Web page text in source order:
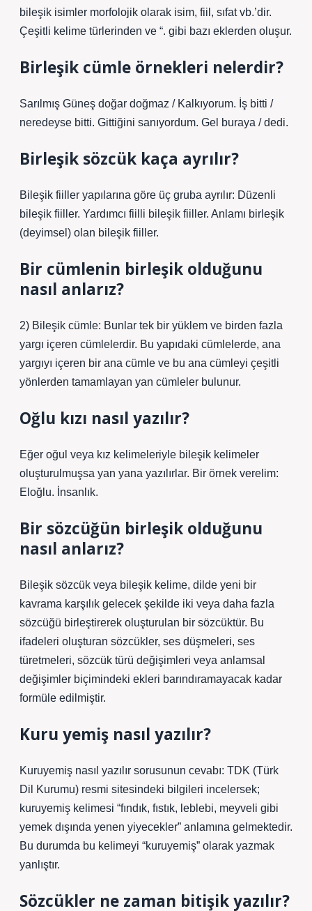
bileşik isimler morfolojik olarak isim, fiil, sıfat vb.’dir.
Çeşitli kelime türlerinden ve “. gibi bazı eklerden oluşur.
Birleşik cümle örnekleri nelerdir?
Sarılmış Güneş doğar doğmaz / Kalkıyorum. İş bitti /
neredeyse bitti. Gittiğini sanıyordum. Gel buraya / dedi.
Birleşik sözcük kaça ayrılır?
Bileşik fiiller yapılarına göre üç gruba ayrılır: Düzenli
bileşik fiiller. Yardımcı fiilli bileşik fiiller. Anlamı birleşik
(deyimsel) olan bileşik fiiller.
Bir cümlenin birleşik olduğunu
nasıl anlarız?
2) Bileşik cümle: Bunlar tek bir yüklem ve birden fazla
yargı içeren cümlelerdir. Bu yapıdaki cümlelerde, ana
yargıyı içeren bir ana cümle ve bu ana cümleyi çeşitli
yönlerden tamamlayan yan cümleler bulunur.
Oğlu kızı nasıl yazılır?
Eğer oğul veya kız kelimeleriyle bileşik kelimeler
oluşturulmuşsa yan yana yazılırlar. Bir örnek verelim:
Eloğlu. İnsanlık.
Bir sözcüğün birleşik olduğunu
nasıl anlarız?
Bileşik sözcük veya bileşik kelime, dilde yeni bir
kavrama karşılık gelecek şekilde iki veya daha fazla
sözcüğü birleştirerek oluşturulan bir sözcüktür. Bu
ifadeleri oluşturan sözcükler, ses düşmeleri, ses
türetmeleri, sözcük türü değişimleri veya anlamsal
değişimler biçimindeki ekleri barındıramayacak kadar
formüle edilmiştir.
Kuru yemiş nasıl yazılır?
Kuruyemiş nasıl yazılır sorusunun cevabı: TDK (Türk
Dil Kurumu) resmi sitesindeki bilgileri incelersek;
kuruyemiş kelimesi “fındık, fıstık, leblebi, meyveli gibi
yemek dışında yenen yiyecekler” anlamına gelmektedir.
Bu durumda bu kelimeyi “kuruyemiş” olarak yazmak
yanlıştır.
Sözcükler ne zaman bitişik yazılır?